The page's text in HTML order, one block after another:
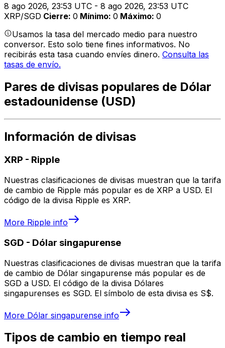
8 ago 2026, 23:53 UTC - 8 ago 2026, 23:53 UTC
XRP/SGD Cierre: 0 Mínimo: 0 Máximo: 0
Usamos la tasa del mercado medio para nuestro
conversor. Esto solo tiene fines informativos. No
recibirás esta tasa cuando envíes dinero. Consulta las
tasas de envío.
Pares de divisas populares de Dólar
estadounidense (USD)
Información de divisas
XRP - Ripple
Nuestras clasificaciones de divisas muestran que la tarifa
de cambio de Ripple más popular es de XRP a USD. El
código de la divisa Ripple es XRP.
More Ripple info
SGD - Dólar singapurense
Nuestras clasificaciones de divisas muestran que la tarifa
de cambio de Dólar singapurense más popular es de
SGD a USD. El código de la divisa Dólares
singapurenses es SGD. El símbolo de esta divisa es S$.
More Dólar singapurense info
Tipos de cambio en tiempo real